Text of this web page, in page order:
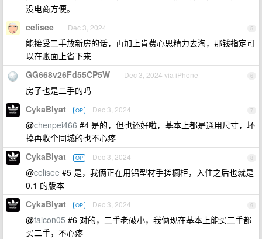
没电商方便。
5
celisee Dec 3, 2024
能接受二手放新房的话，再加上肯费心思精力去淘，那钱指定可
以在账面上省下来
6
GG668v26Fd55CP5W Dec 3, 2024 via iPhone
房子也是二手的吗
7
CykaBlyat OP Dec 3, 2024
@chenpei466 #4 是的，但也还好啦，基本上都是通用尺寸，坏
掉再收个同城的也不心疼
8
CykaBlyat OP Dec 3, 2024
@celisee #5 是，我俩正在用铝型材手搓橱柜，入住之后也就是
0.1 的版本
9
CykaBlyat OP Dec 3, 2024
@falcon05 #6 对的，二手老破小，我俩现在基本上能买二手都
买二手，不心疼